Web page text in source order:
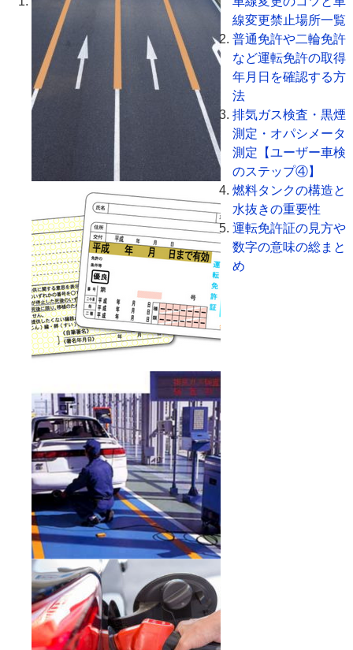
線変更禁止場所一覧
普通免許や二輪免許
など運転免許の取得
年月日を確認する方
法
排気ガス検査・黒煙
測定・オパシメータ
測定【ユーザー車検
のステップ④】
燃料タンクの構造と
水抜きの重要性
運転免許証の見方や
数字の意味の総まと
め